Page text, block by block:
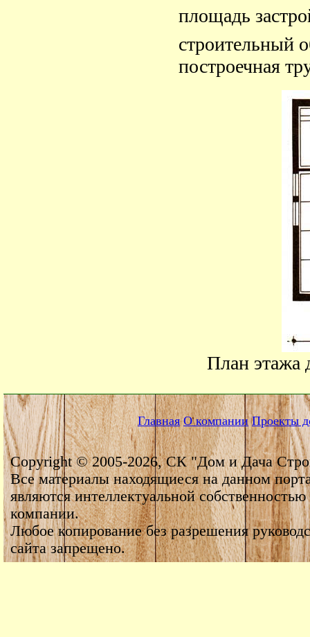
площадь
строительный
построечная
План этажа
Главная О компании Проекты
Copyright © 2005-2026, СК "Дом и Дача
Все материалы находящиеся на данном
являются интеллектуальной собственностью
компании.
Любое копирование без разрешения
сайта запрещено.